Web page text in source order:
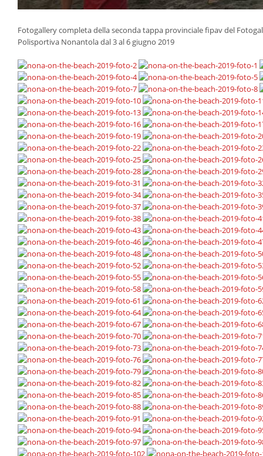
Fotogallery completa della seconda tappa provinciale fipav del
Polisportiva Nonantola dal 3 al 6 giugno 2019